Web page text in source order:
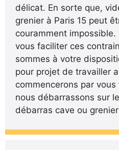
délicat. En sorte que,
grenier à Paris 15 peut
couramment impossible.
vous faciliter ces
sommes à votre
pour projet de travailler
commencerons par
nous débarrassons sur
débarras cave ou